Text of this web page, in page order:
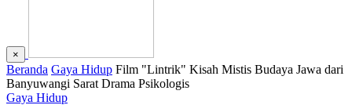
×
Beranda Gaya Hidup Film "Lintrik" Kisah Mistis Budaya Jawa dari
Banyuwangi Sarat Drama Psikologis
Gaya Hidup